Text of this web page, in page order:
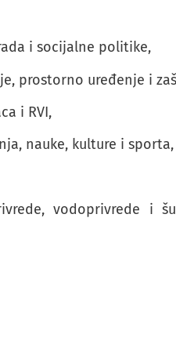
i socijalne politike,
prostorno uređenje i
i RVI,
nauke, kulture i sporta,
vodoprivrede i